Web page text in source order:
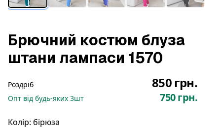
Брючний костюм блуза
штани лампаси 1570
Роздріб 850 грн.
Опт від будь-яких 3шт 750 грн.
Колір: бірюза